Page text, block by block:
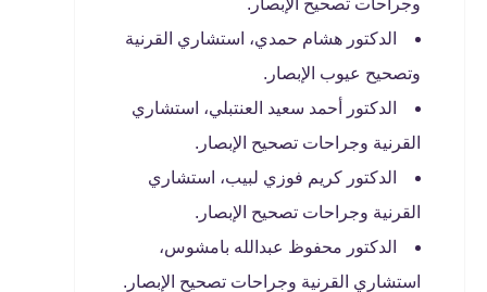
وجراحات تصحيح الإبصار.
الدكتور هشام حمدي، استشاري القرنية
وتصحيح عيوب الإبصار.
الدكتور أحمد سعيد العنتبلي، استشاري
القرنية وجراحات تصحيح الإبصار.
الدكتور كريم فوزي لبيب، استشاري
القرنية وجراحات تصحيح الإبصار.
الدكتور محفوظ عبدالله بامشوس،
استشاري القرنية وجراحات تصحيح الإبصار.